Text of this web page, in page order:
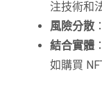
注技術和
風險分散
結合實體
如購買